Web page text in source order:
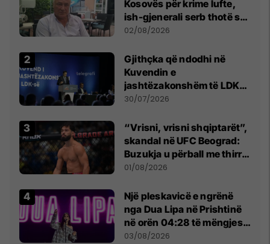
Kosovës për krime lufte,
ish-gjenerali serb thotë se
dikush e tradhtoi në
02/08/2026
Gjithçka që ndodhi në
Kuvendin e
jashtëzakonshëm të LDK-
së
30/07/2026
“Vrisni, vrisni shqiptarët”,
skandal në UFC Beograd:
Buzukja u përball me thirrje
anti-shqiptare nga
01/08/2026
Një pleskavicë e ngrënë
nga Dua Lipa në Prishtinë
në orën 04:28 të mëngjesit
- dhe bota digjitale serbe
03/08/2026